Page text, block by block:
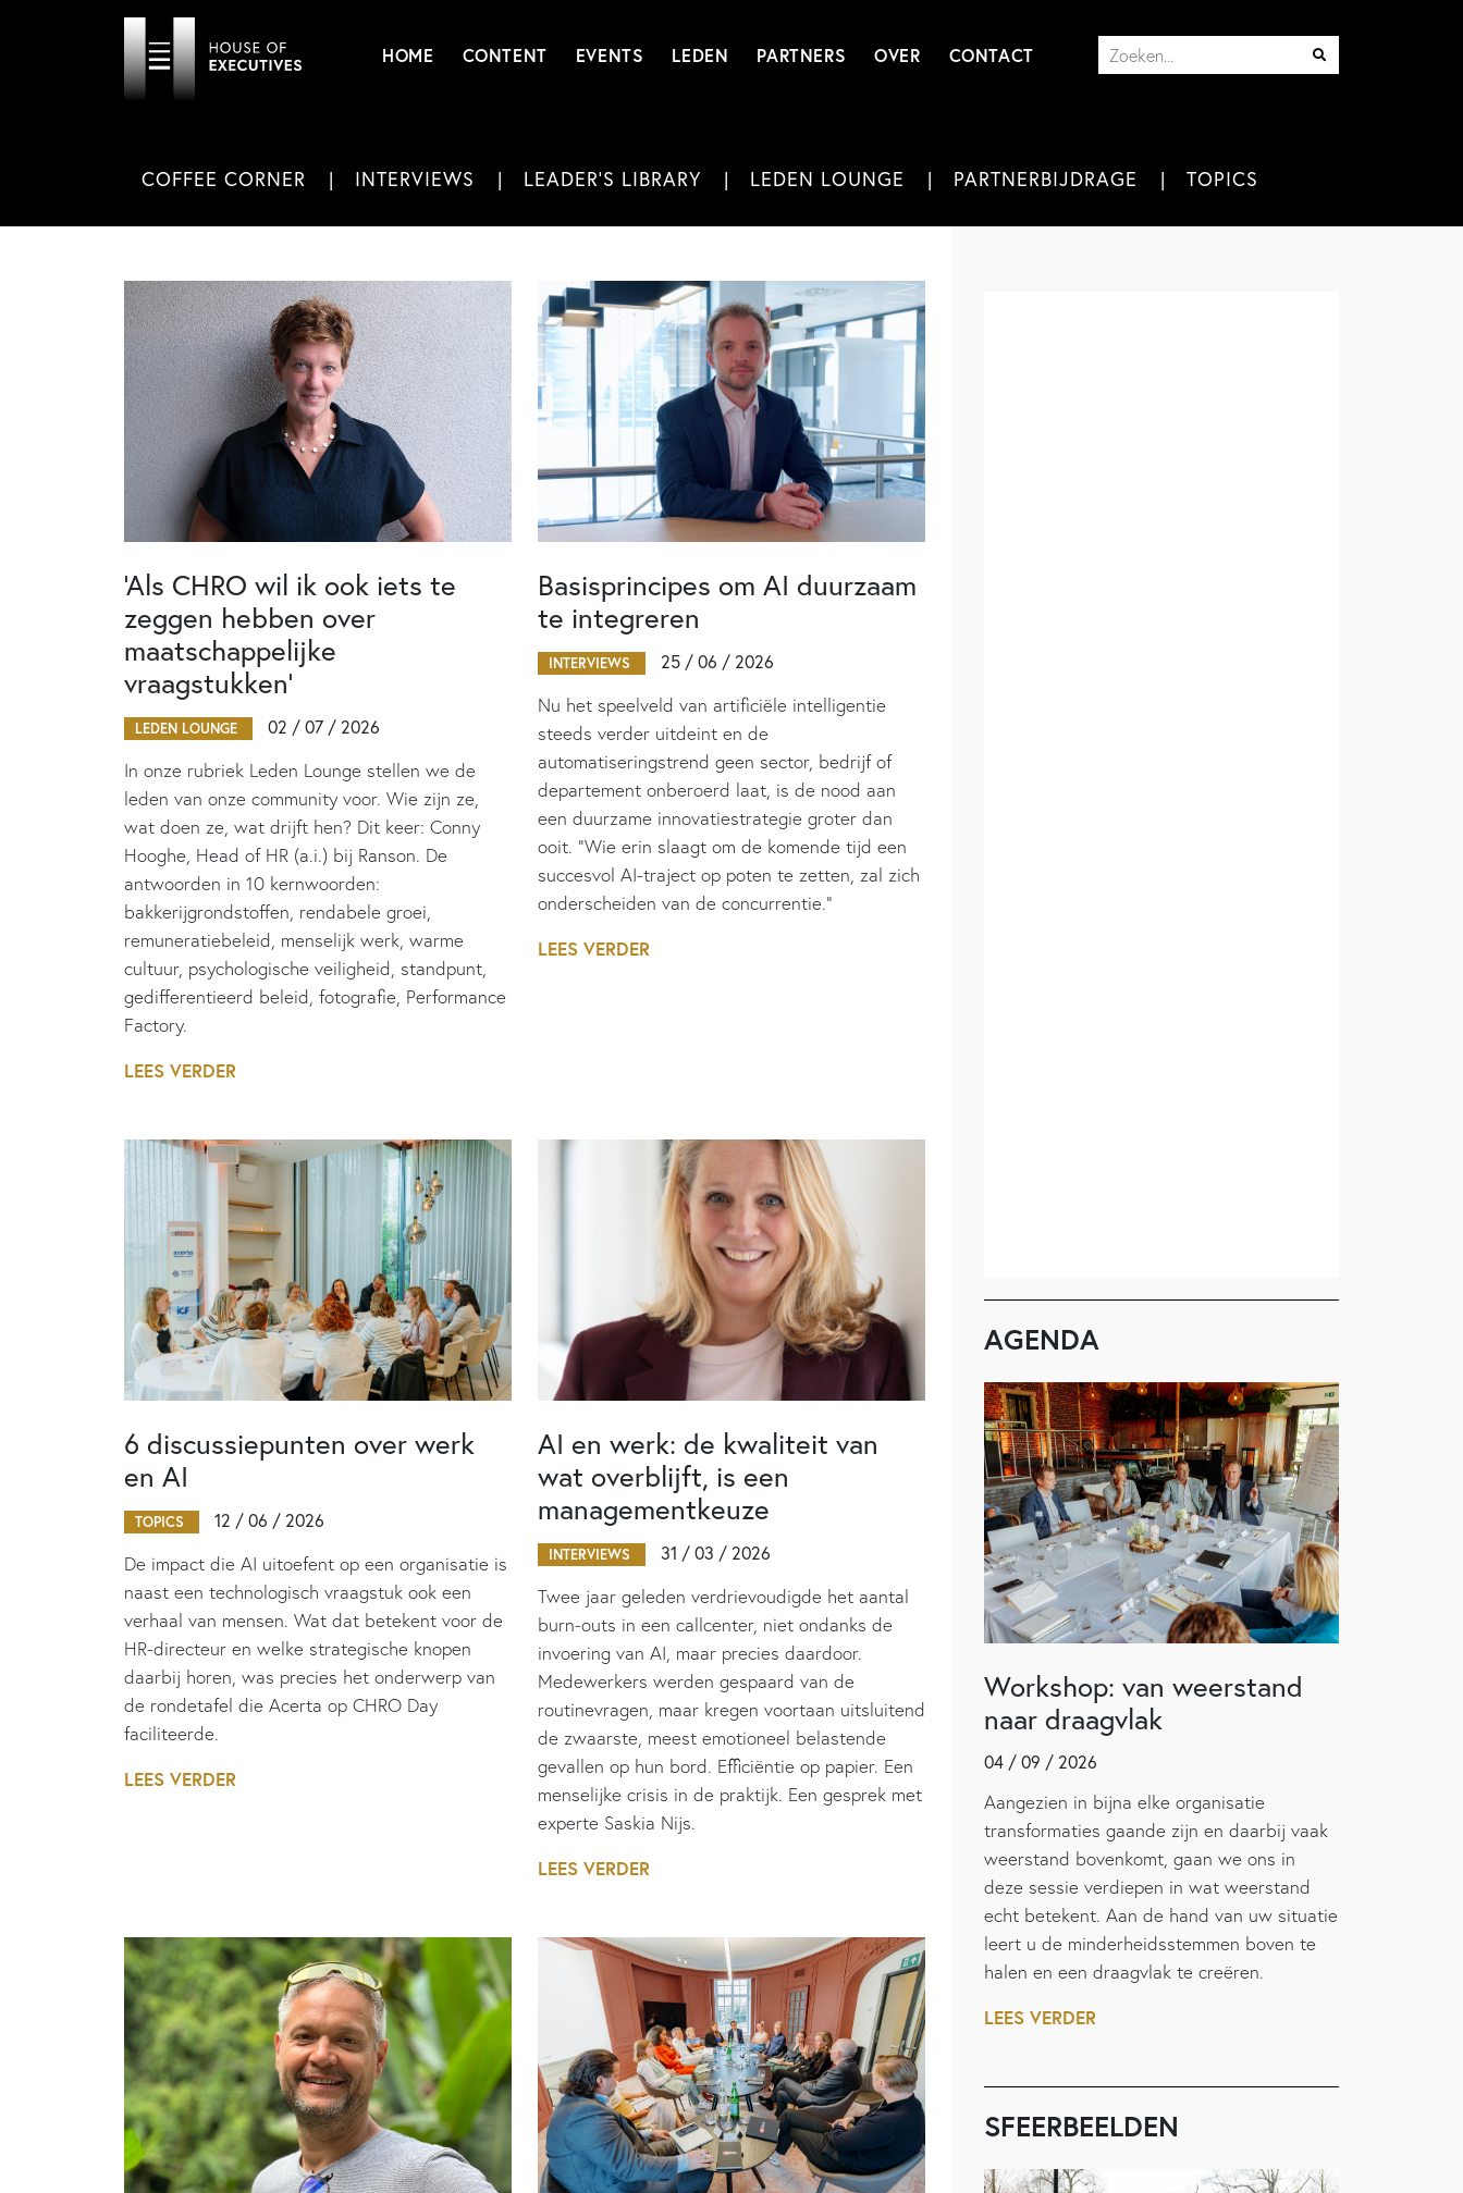
HOME CONTENT EVENTS LEDEN PARTNERS OVER CONTACT
COFFEE CORNER INTERVIEWS LEADER'S LIBRARY LEDEN LOUNGE PARTNERBIJDRAGE TOPICS
‘Als CHRO wil ik ook iets te
zeggen hebben over
maatschappelijke
vraagstukken’
LEDEN LOUNGE 02 / 07 / 2026
In onze rubriek Leden Lounge stellen we de
leden van onze community voor. Wie zijn ze,
wat doen ze, wat drijft hen? Dit keer: Conny
Hooghe, Head of HR (a.i.) bij Ranson. De
antwoorden in 10 kernwoorden:
bakkerijgrondstoffen, rendabele groei,
remuneratiebeleid, menselijk werk, warme
cultuur, psychologische veiligheid, standpunt,
gedifferentieerd beleid, fotografie, Performance
Factory.
LEES VERDER
Basisprincipes om AI duurzaam
te integreren
INTERVIEWS 25 / 06 / 2026
Nu het speelveld van artificiële intelligentie
steeds verder uitdeint en de
automatiseringstrend geen sector, bedrijf of
departement onberoerd laat, is de nood aan
een duurzame innovatiestrategie groter dan
ooit. “Wie erin slaagt om de komende tijd een
succesvol AI-traject op poten te zetten, zal zich
onderscheiden van de concurrentie.”
LEES VERDER
6 discussiepunten over werk
en AI
TOPICS 12 / 06 / 2026
De impact die AI uitoefent op een organisatie is
naast een technologisch vraagstuk ook een
verhaal van mensen. Wat dat betekent voor de
HR-directeur en welke strategische knopen
daarbij horen, was precies het onderwerp van
de rondetafel die Acerta op CHRO Day
faciliteerde.
LEES VERDER
AI en werk: de kwaliteit van
wat overblijft, is een
managementkeuze
INTERVIEWS 31 / 03 / 2026
Twee jaar geleden verdrievoudigde het aantal
burn-outs in een callcenter, niet ondanks de
invoering van AI, maar precies daardoor.
Medewerkers werden gespaard van de
routinevragen, maar kregen voortaan uitsluitend
de zwaarste, meest emotioneel belastende
gevallen op hun bord. Efficiëntie op papier. Een
menselijke crisis in de praktijk. Een gesprek met
experte Saskia Nijs.
LEES VERDER
AGENDA
Workshop: van weerstand
naar draagvlak
04 / 09 / 2026
Aangezien in bijna elke organisatie
transformaties gaande zijn en daarbij vaak
weerstand bovenkomt, gaan we ons in
deze sessie verdiepen in wat weerstand
echt betekent. Aan de hand van uw situatie
leert u de minderheidsstemmen boven te
halen en een draagvlak te creëren.
LEES VERDER
SFEERBEELDEN